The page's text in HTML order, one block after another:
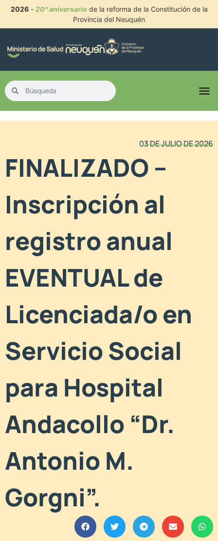
2026- 20° aniversario de la reforma de la Constitución de la
Provincia del Neuquén
03 DE JULIO DE 2026
FINALIZADO –
Inscripción al
registro anual
EVENTUAL de
Licenciada/o en
Servicio Social
para Hospital
Andacollo “Dr.
Antonio M.
Gorgni”.